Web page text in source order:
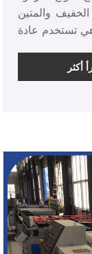
والمتين
تستخدم عادة
مثل المحرض،
القطع.
أكثر